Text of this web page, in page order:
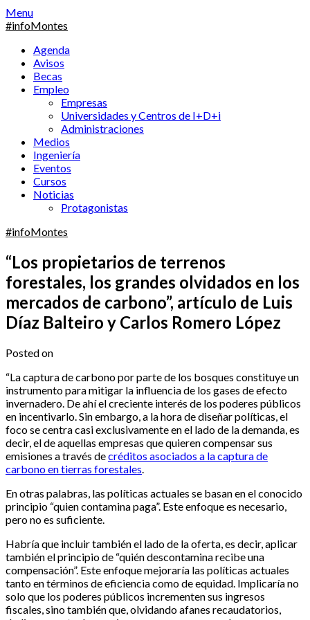
Skip
to
Menu
#infoMontes
Agenda
Avisos
Becas
Empleo
Empresas
Universidades y Centros de I+D+i
Administraciones
Medios
Ingeniería
Eventos
Cursos
Noticias
Protagonistas
#infoMontes
“Los propietarios de terrenos
forestales, los grandes olvidados en los
mercados de carbono”, artículo de Luis
Díaz Balteiro y Carlos Romero López
Posted on
“La captura de carbono por parte de los bosques constituye un
instrumento para mitigar la influencia de los gases de efecto
invernadero. De ahí el creciente interés de los poderes públicos
en incentivarlo. Sin embargo, a la hora de diseñar políticas, el
foco se centra casi exclusivamente en el lado de la demanda, es
decir, el de aquellas empresas que quieren compensar sus
emisiones a través decréditos asociados a la captura de
carbono en tierras forestales.
En otras palabras, las políticas actuales se basan en el conocido
principio “quien contamina paga”. Este enfoque es necesario,
pero no es suficiente.
Habría que incluir también el lado de la oferta, es decir, aplicar
también el principio de “quién descontamina recibe una
compensación”. Este enfoque mejoraría las políticas actuales
tanto en términos de eficiencia como de equidad. Implicaría no
solo que los poderes públicos incrementen sus ingresos
fiscales, sino también que, olvidando afanes recaudatorios,